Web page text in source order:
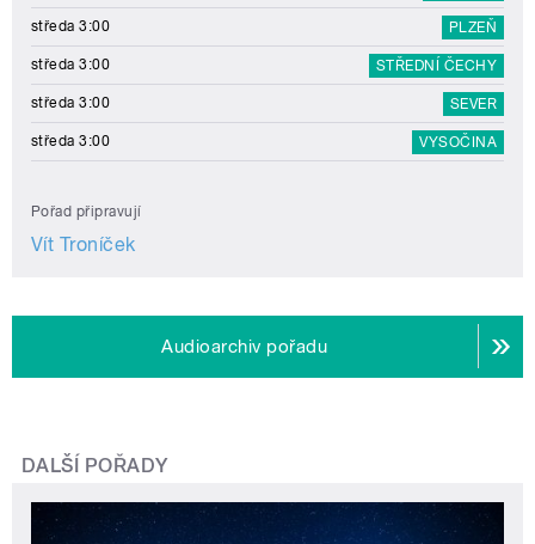
středa 3:00 PLZEŇ
středa 3:00 STŘEDNÍ ČECHY
středa 3:00 SEVER
středa 3:00 VYSOČINA
Pořad připravují
Vít Troníček
Audioarchiv pořadu
DALŠÍ POŘADY